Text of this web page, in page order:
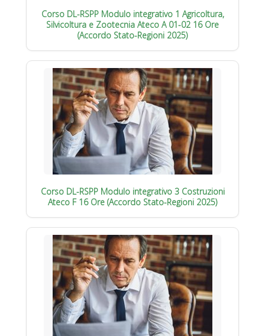
Corso DL-RSPP Modulo integrativo 1 Agricoltura,
Silvicoltura e Zootecnia Ateco A 01-02 16 Ore
(Accordo Stato-Regioni 2025)
Corso DL-RSPP Modulo integrativo 3 Costruzioni
Ateco F 16 Ore (Accordo Stato-Regioni 2025)